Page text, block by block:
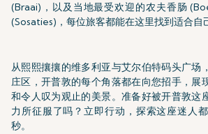
(Braai)，以及当地最受欢迎的农夫香肠
(Sosaties)，每位旅客都能在这里找到适合自
从熙熙攘攘的维多利亚与艾尔伯特码头广场
庄区，开普敦的每个角落都在向您招手，展
和令人叹为观止的美景。准备好被开普敦这
力所征服了吗？立即行动，探索这座迷人
秒。